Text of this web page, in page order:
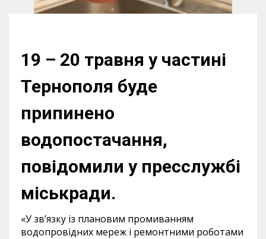
19 – 20 травня у частині
Тернополя буде
припинено
водопостачання,
повідомили у пресслужбі
міськради.
«У зв’язку із плановим промиванням
водопровідних мереж і ремонтними роботами